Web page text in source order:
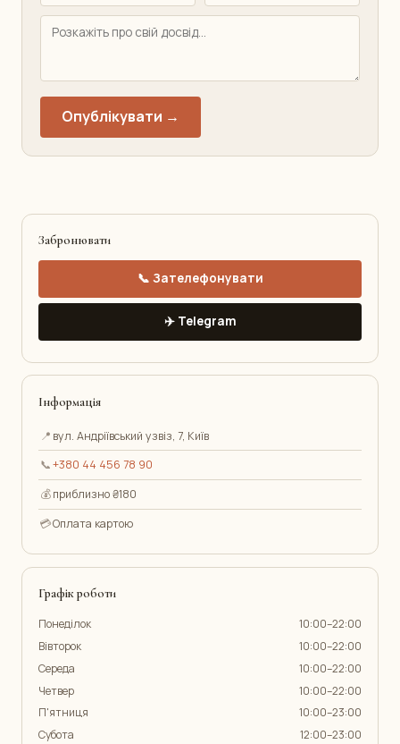
Опублікувати →
Забронювати
📞 Зателефонувати
✈️ Telegram
Інформація
📍 вул. Андріївський узвіз, 7, Київ
📞+380 44 456 78 90
💰 приблизно ₴180
💳Оплата картою
Графік роботи
Понеділок
10:00–22:00
Вівторок
10:00–22:00
Середа
10:00–22:00
Четвер
10:00–22:00
П'ятниця
10:00–23:00
Субота
12:00–23:00